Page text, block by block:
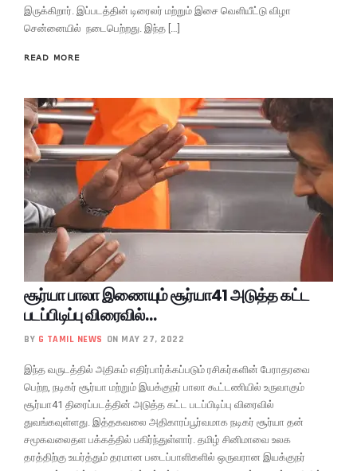
இருக்கிறார். இப்படத்தின் டிரைலர் மற்றும் இசை வெளியீட்டு விழா
சென்னையில் நடைபெற்றது. இந்த […]
READ MORE
சூர்யா பாலா இணையும் சூர்யா41 அடுத்த கட்ட
படப்பிடிப்பு விரைவில்…
BY G TAMIL NEWS ON MAY 27, 2022
இந்த வருடத்தில் அதிகம் எதிர்பார்க்கப்படும் ரசிகர்களின் பேராதரவை
பெற்ற, நடிகர் சூர்யா மற்றும் இயக்குநர் பாலா கூட்டணியில் உருவாகும்
சூர்யா41 திரைப்படத்தின் அடுத்த கட்ட படப்பிடிப்பு விரைவில்
துவங்கவுள்ளது. இத்தகவலை அதிகாரப்பூர்வமாக நடிகர் சூர்யா தன்
சமூகவலைதள பக்கத்தில் பகிர்ந்துள்ளார். தமிழ் சினிமாவை உலக
தரத்திற்கு உயர்த்தும் தரமான படைப்பாளிகளில் ஒருவரான இயக்குநர்